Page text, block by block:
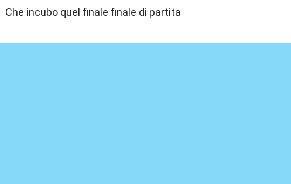
Che incubo quel finale finale di partita